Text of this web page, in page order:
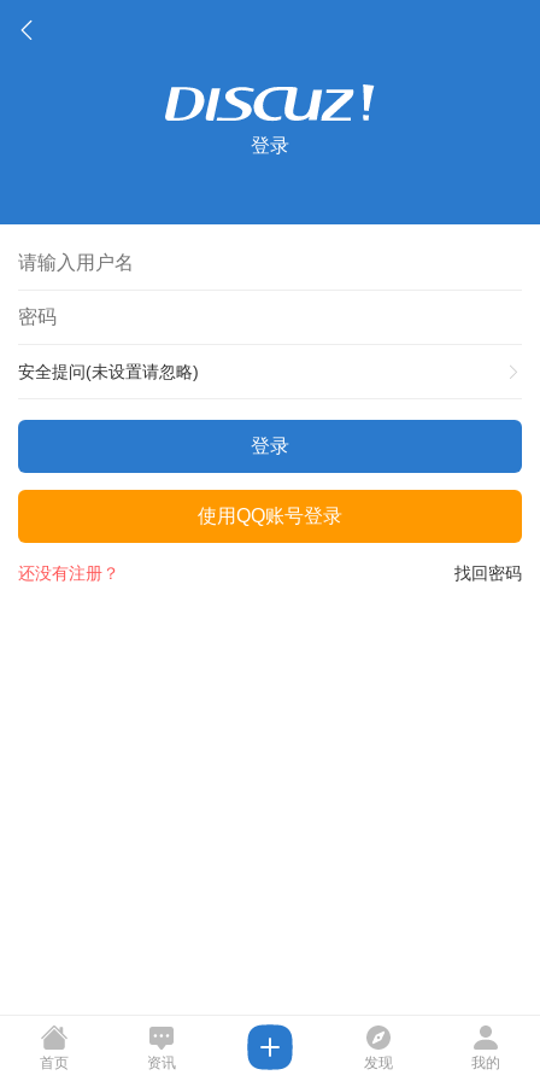
登录
安全提问(未设置请忽略)
登录
使用QQ账号登录
找回密码
还没有注册？
首页 资讯 发现 我的